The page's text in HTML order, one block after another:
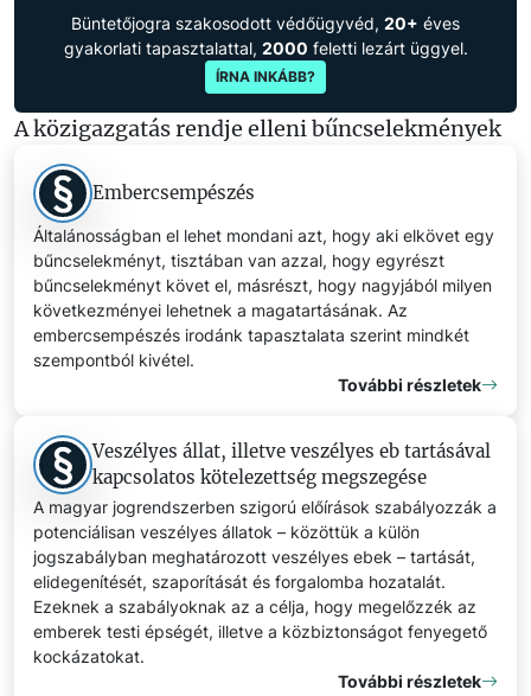
Büntetőjogra szakosodott védőügyvéd, 20+ éves
gyakorlati tapasztalattal, 2000 feletti lezárt üggyel.
ÍRNA INKÁBB?
A közigazgatás rendje elleni bűncselekmények
Embercsempészés
Általánosságban el lehet mondani azt, hogy aki elkövet egy
bűncselekményt, tisztában van azzal, hogy egyrészt
bűncselekményt követ el, másrészt, hogy nagyjából milyen
következményei lehetnek a magatartásának. Az
embercsempészés irodánk tapasztalata szerint mindkét
szempontból kivétel.
További részletek
Veszélyes állat, illetve veszélyes eb tartásával
kapcsolatos kötelezettség megszegése
A magyar jogrendszerben szigorú előírások szabályozzák a
potenciálisan veszélyes állatok – közöttük a külön
jogszabályban meghatározott veszélyes ebek – tartását,
elidegenítését, szaporítását és forgalomba hozatalát.
Ezeknek a szabályoknak az a célja, hogy megelőzzék az
emberek testi épségét, illetve a közbiztonságot fenyegető
kockázatokat.
További részletek